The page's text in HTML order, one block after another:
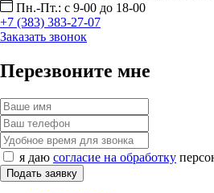
Пн.-Пт.: с 9-00 до 18-00
+7 (383) 383-27-07
Заказать звонок
Перезвоните мне
я даю согласие на обработку